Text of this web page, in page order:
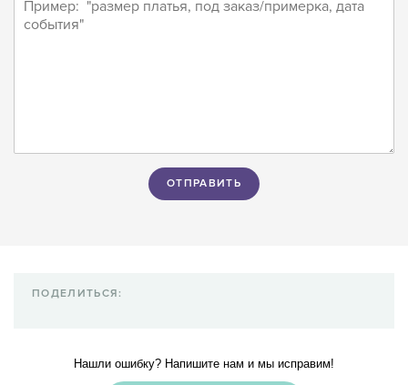
Нашли ошибку? Напишите нам и мы исправим!
ПОДЕЛИТЬСЯ: